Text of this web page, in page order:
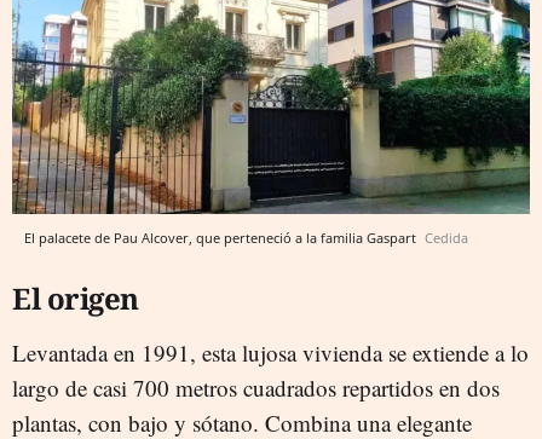
El palacete de Pau Alcover, que perteneció a la familia Gaspart Cedida
El origen
Levantada en 1991, esta lujosa vivienda se extiende a lo
largo de casi 700 metros cuadrados repartidos en dos
plantas, con bajo y sótano. Combina una elegante